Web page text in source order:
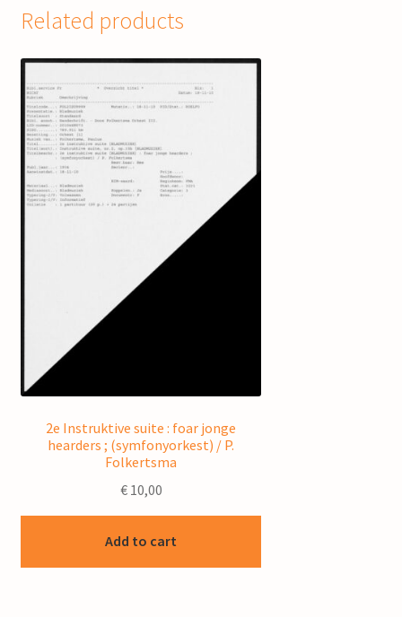
Related products
2e Instruktive suite : foar jonge
hearders ; (symfonyorkest) / P.
Folkertsma
€10,00
Add to cart